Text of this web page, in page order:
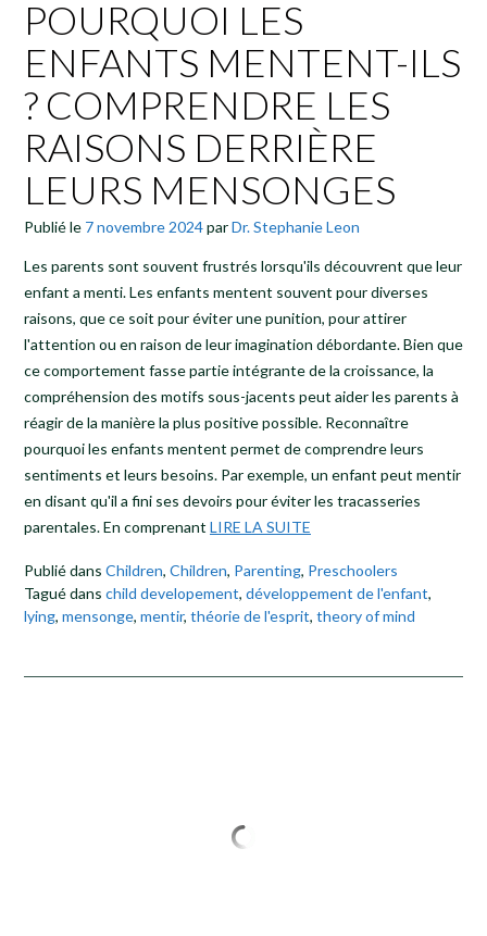
POURQUOI LES
ENFANTS MENTENT-ILS
? COMPRENDRE LES
RAISONS DERRIÈRE
LEURS MENSONGES
Publié le 7 novembre 2024parDr. Stephanie Leon
Les parents sont souvent frustrés lorsqu'ils découvrent que leur
enfant a menti. Les enfants mentent souvent pour diverses
raisons, que ce soit pour éviter une punition, pour attirer
l'attention ou en raison de leur imagination débordante. Bien que
ce comportement fasse partie intégrante de la croissance, la
compréhension des motifs sous-jacents peut aider les parents à
réagir de la manière la plus positive possible. Reconnaître
pourquoi les enfants mentent permet de comprendre leurs
sentiments et leurs besoins. Par exemple, un enfant peut mentir
en disant qu'il a fini ses devoirs pour éviter les tracasseries
parentales. En comprenant LIRE LA SUITE
Publié dans Children, Children, Parenting, Preschoolers
Tagué dans child developement, développement de l'enfant,
lying, mensonge, mentir, théorie de l'esprit, theory of mind